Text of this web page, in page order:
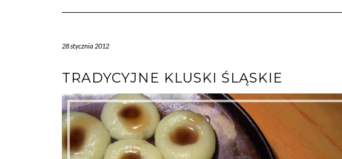
28 stycznia 2012
TRADYCYJNE KLUSKI ŚLĄSKIE